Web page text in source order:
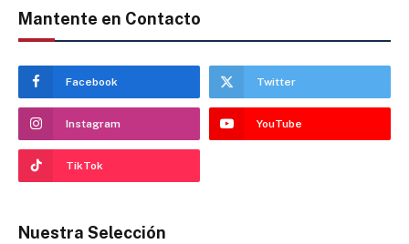
Mantente en Contacto
Facebook Twitter
Instagram YouTube
TikTok
Nuestra Selección